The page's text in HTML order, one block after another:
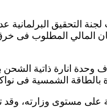
البرلمانية
لشركة صينية وإعفاءها من تقديم
اكدت مديرة المبيعات بشركة جوي صولار، السيدة صن وانغ، فى رسالة توصلت بها
مستوى وزارته، وقد